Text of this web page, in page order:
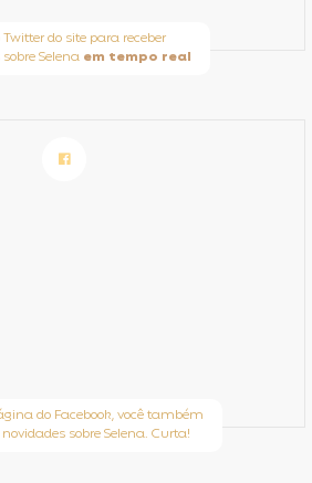
Twitter do site para receber
Selena em tempo real
do Facebook, você também
sobre Selena. Curta!